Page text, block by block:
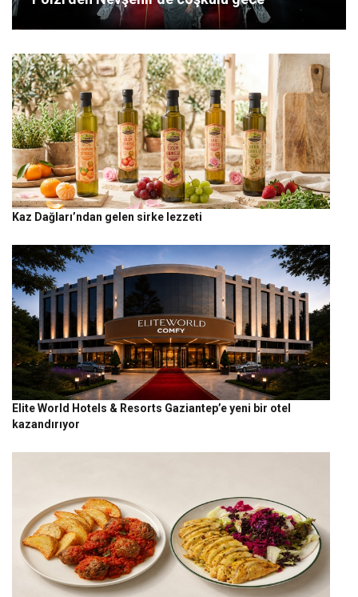
Kaz Dağları’ndan gelen sirke lezzeti
Elite World Hotels & Resorts Gaziantep’e yeni bir otel
kazandırıyor